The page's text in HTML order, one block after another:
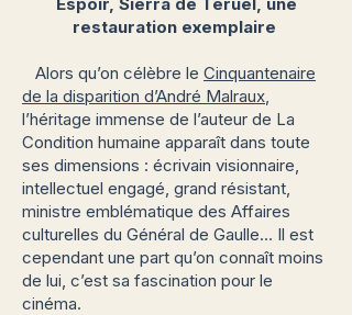
restauration exemplaire
Alors qu’on célèbre le Cinquantenaire
de la disparition d’André Malraux
l’héritage immense de l’auteur de La
Condition humaine apparaît dans toute
ses dimensions : écrivain visionnaire,
intellectuel engagé, grand résistant,
ministre emblématique des Affaires
culturelles du Général de Gaulle… Il est
cependant une part qu’on connaît moins
de lui, c’est sa fascination pour le
cinéma.